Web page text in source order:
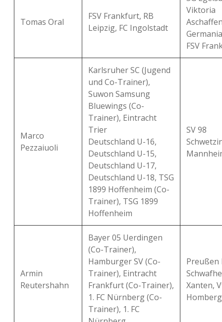
Tomas Oral
FSV Frankfurt, RB
Leipzig, FC Ingolstadt
Viktoria
FSV
Marco
Pezzaiuoli
Karlsruher SC (Jugend
und Co-Trainer),
Suwon Samsung
Bluewings (Co-
Trainer), Eintracht
Trier
Deutschland U-16,
Deutschland U-15,
Deutschland U-17,
Deutschland U-18, TSG
1899 Hoffenheim (Co-
Trainer), TSG 1899
Hoffenheim
SV 98
Armin
Reutershahn
Bayer 05 Uerdingen
(Co-Trainer),
Hamburger SV (Co-
Trainer), Eintracht
Frankfurt (Co-Trainer),
1. FC Nürnberg (Co-
Trainer), 1. FC
Preußen
Xanten,
Homberg